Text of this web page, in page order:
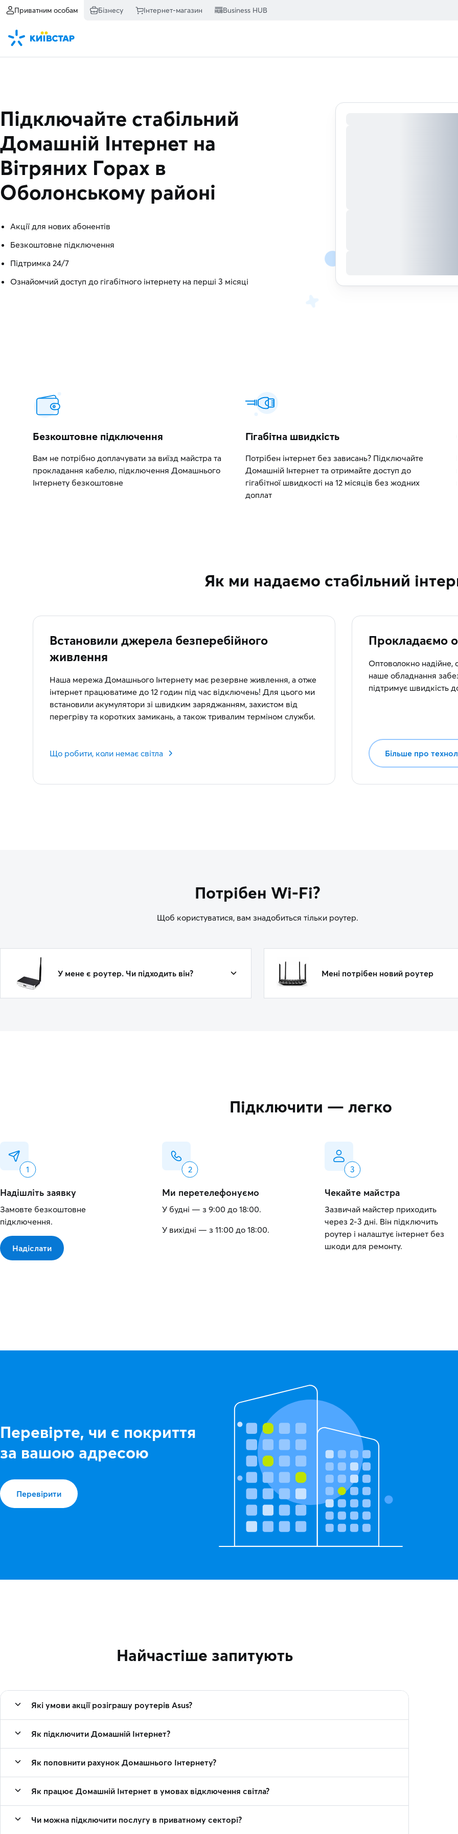
Приватним особам Бізнесу Інтернет-магазин Business HUB
Підключайте стабільний
Домашній Інтернет на
Вітряних Горах в
Оболонському районі
Акції для нових абонентів
Безкоштовне підключення
Підтримка 24/7
Ознайомчий доступ до гігабітного інтернету на перші 3 місяці
Безкоштовне підключення
Вам не потрібно доплачувати за виїзд майстра та
прокладання кабелю, підключення Домашнього
Інтернету безкоштовне
Гігабітна швидкість
Потрібен інтернет без зависань? Підключайте
Домашній Інтернет та отримайте доступ до
гігабітної швидкості на 12 місяців без жодних
доплат
Як ми надаємо стабільний
Встановили джерела безперебійного
живлення
Наша мережа Домашнього Інтернету має резервне живлення, а отже
інтернет працюватиме до 12 годин під час відключень! Для цього ми
встановили акумулятори зі швидким заряджанням, захистом від
перегріву та коротких замикань, а також тривалим терміном служби.
Що робити, коли немає світла
Прокладаємо
Оптоволокно надійне,
наше обладнання
підтримує швидкість
Більше про
Потрібен Wi-Fi?
Щоб користуватися, вам знадобиться тільки роутер.
У мене є роутер. Чи підходить він? Мені потрібен новий роутер
Підключити — легко
Надішліть заявку
Замовте безкоштовне
підключення.
Надіслати
Ми перетелефонуємо
У будні — з 9:00 до 18:00.
У вихідні — з 11:00 до 18:00.
Чекайте майстра
Зазвичай майстер приходить
через 2-3 дні. Він підключить
роутер і налаштує інтернет без
шкоди для ремонту.
Перевірте, чи є покриття
за вашою адресою
Перевірити
Найчастіше запитують
Які умови акції розіграшу роутерів Asus?
Як підключити Домашній Інтернет?
Як поповнити рахунок Домашнього Інтернету?
Як працює Домашній Інтернет в умовах відключення світла?
Чи можна підключити послугу в приватному секторі?